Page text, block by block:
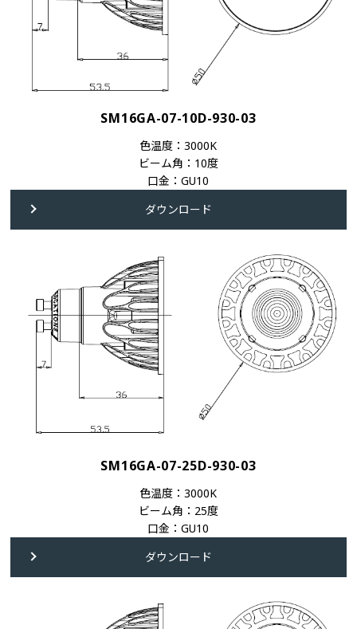
SM16GA-07-10D-930-03
色温度：3000K
ビーム角：10度
口金：GU10
ダウンロード
SM16GA-07-25D-930-03
色温度：3000K
ビーム角：25度
口金：GU10
ダウンロード